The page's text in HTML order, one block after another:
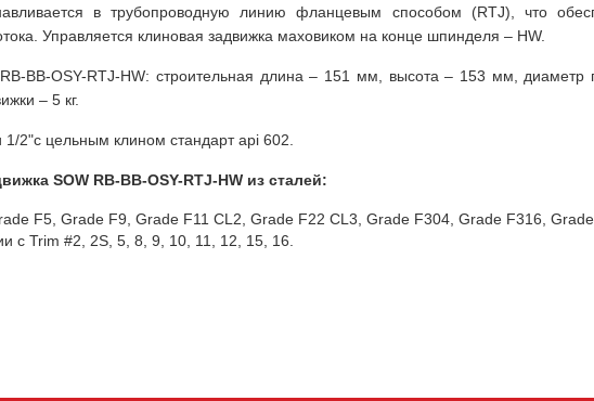
в трубопроводную линию фланцевым способом (RTJ), что
Управляется клиновая задвижка маховиком на конце шпинделя – HW.
BB-OSY-RTJ-HW: строительная длина – 151 мм, высота – 153 мм,
– 5 кг.
2"с цельным клином стандарт api 602.
SOW RB-BB-OSY-RTJ-HW из сталей:
F5, Grade F9, Grade F11 CL2, Grade F22 CL3, Grade F304, Grade F316, Grade
с Trim #2, 2S, 5, 8, 9, 10, 11, 12, 15, 16.